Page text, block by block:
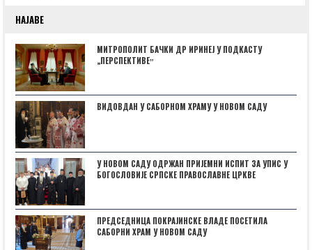
НАЈАВЕ
МИТРОПОЛИТ БАЧКИ ДР ИРИНЕЈ У ПОДКАСТУ
„ПЕРСПЕКТИВЕˮ
ВИДОВДАН У САБОРНОМ ХРАМУ У НОВОМ САДУ
У НОВОМ САДУ ОДРЖАН ПРИЈЕМНИ ИСПИТ ЗА УПИС У
БОГОСЛОВИЈЕ СРПСКЕ ПРАВОСЛАВНЕ ЦРКВЕ
ПРЕДСЕДНИЦА ПОКРАЈИНСКЕ ВЛАДЕ ПОСЕТИЛА
САБОРНИ ХРАМ У НОВОМ САДУ